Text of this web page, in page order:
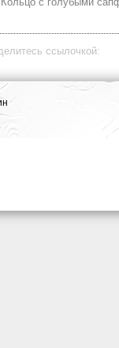
ссылочкой: